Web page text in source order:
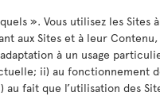
». Vous utilisez les Sites
aux Sites et à leur
à un usage
ii) au fonctionnement
fait que l’utilisation des